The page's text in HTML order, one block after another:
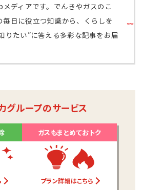
ディアです。でんきやガスのこ
日に役立つ知識から、くらしを
りたい”に答える多彩な記事をお届
グループのサービス
ガスもまとめておトク
プラン詳細はこちら